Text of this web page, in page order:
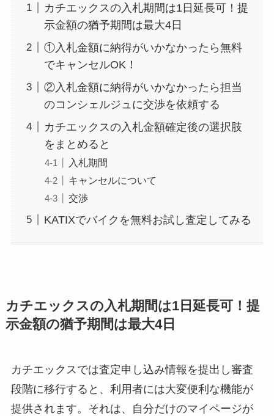
カチエックスの入札期間は1日延長可！提
示金額の猶予期間は最大4日
①入札金額に納得がいかなかったら無料
でキャンセルOK！
②入札金額に納得がいかなかったら担当
のコンシェルジュに交渉を依頼する
カチエックスの入札金額確定後の選択肢
をまとめると
入札期間
キャンセルについて
交渉
KATIXでバイクを無料お試し査定してみる
カチエックスの入札期間は1日延長可！提
示金額の猶予期間は最大4日
カチエックスでは査定申し込み情報を提出し審査
段階に移行すると、利用者には大変便利な機能が
提供されます。それは、自分だけのマイページが